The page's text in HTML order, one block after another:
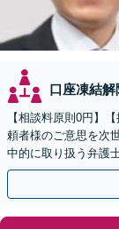
口座凍結解
【相談料原則0円】
頼者様のご意思を次
中的に取り扱う弁護
から遺言執行まで責